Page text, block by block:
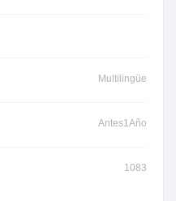
Multilingüe
Antes1Año
1083